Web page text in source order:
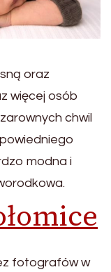
oraz
więcej osób
chwil
modna i
fotografów w